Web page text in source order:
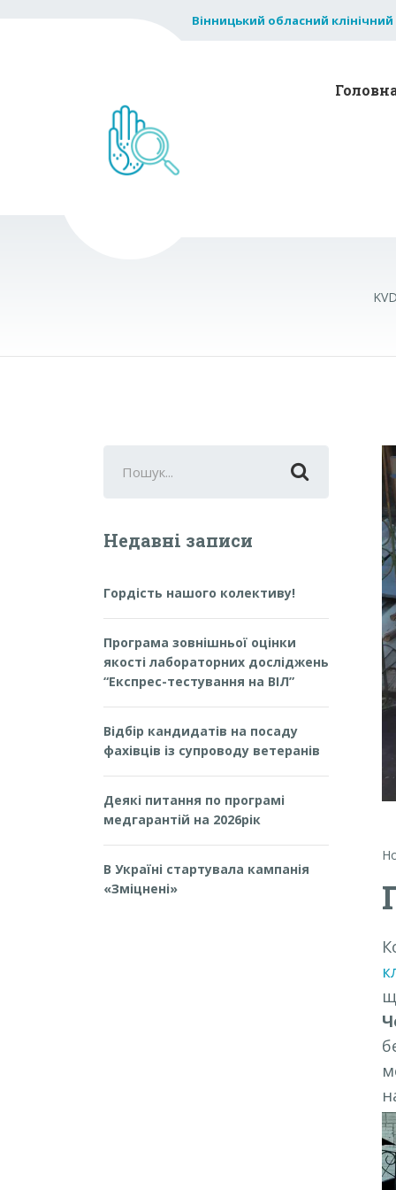
Вінницький обласний
for:
Недавні записи
Гордість нашого колективу!
Програма зовнішньої оцінки
якості лабораторних досліджень
“Експрес-тестування на ВІЛ”
Відбір кандидатів на посаду
фахівців із супроводу ветеранів
Деякі питання по програмі
медгарантій на 2026рік
В Україні стартувала кампанія
«Зміцнені»